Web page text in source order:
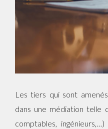
Les tiers qui sont
dans une médiation telle
comptables,